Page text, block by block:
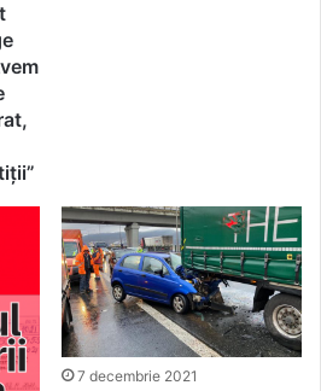
7 decembrie 2021